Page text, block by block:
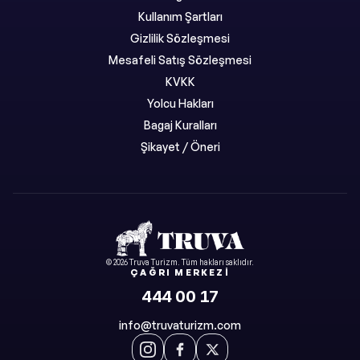
Kullanım Şartları
Gizlilik Sözleşmesi
Mesafeli Satış Sözleşmesi
KVKK
Yolcu Hakları
Bagaj Kuralları
Şikayet / Öneri
©2026Truva Turizm . Tüm hakları saklıdır.
ÇAĞRI MERKEZI
444 00 17
info@truvaturizm.com